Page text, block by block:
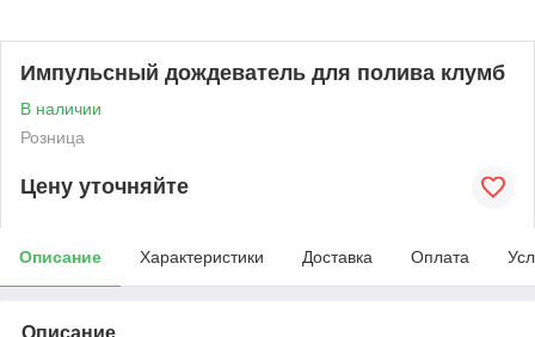
Импульсный дождеватель для полива клумб
В наличии
Розница
Цену уточняйте
Описание Характеристики Доставка Оплата
Описание